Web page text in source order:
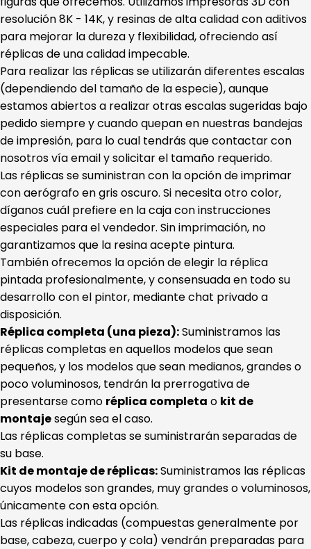
resolución 8K - 14K, y resinas de alta calidad con aditivos
para mejorar la dureza y flexibilidad, ofreciendo así
réplicas de una calidad impecable.
Para realizar las réplicas se utilizarán diferentes escalas
(dependiendo del tamaño de la especie), aunque
estamos abiertos a realizar otras escalas sugeridas bajo
pedido siempre y cuando quepan en nuestras bandejas
de impresión, para lo cual tendrás que contactar con
nosotros vía email y solicitar el tamaño requerido.
Las réplicas se suministran con la opción de imprimar
con aerógrafo en gris oscuro. Si necesita otro color,
díganos cuál prefiere en la caja con instrucciones
especiales para el vendedor. Sin imprimación, no
garantizamos que la resina acepte pintura.
También ofrecemos la opción de elegir la réplica
pintada profesionalmente, y consensuada en todo su
desarrollo con el pintor, mediante chat privado a
disposición.
Réplica completa (una pieza):Suministramos las
réplicas completas en aquellos modelos que sean
pequeños, y los modelos que sean medianos, grandes o
poco voluminosos, tendrán la prerrogativa de
presentarse como réplica completa o kit de
montajesegún sea el caso.
Las réplicas completas se suministrarán separadas de
su base.
Kit de montaje de réplicas:Suministramos las réplicas
cuyos modelos son grandes, muy grandes o voluminosos,
únicamente con esta opción.
Las réplicas indicadas (compuestas generalmente por
base, cabeza, cuerpo y cola) vendrán preparadas para